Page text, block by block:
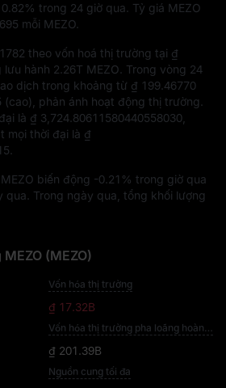
0.82% trong 24 giờ qua. Tỷ giá MEZO
mỗi MEZO.
theo vốn hoá thị trường tại ₫
lưu hành 2.26T MEZO . Trong vòng 24
dịch trong khoảng từ ₫ 199.46770
(cao), phản ánh hoạt động thị trường.
là ₫ 3,724.80611580440558030
mọi thời đại là ₫
biến động -0.21% trong giờ qua
qua. Trong ngày qua, tổng khối lượng
(MEZO)
Vốn hóa thị trường
₫ 17.32B
Vốn hóa thị trường pha loãng hoàn toàn
₫ 201.39B
Nguồn cung tối đa